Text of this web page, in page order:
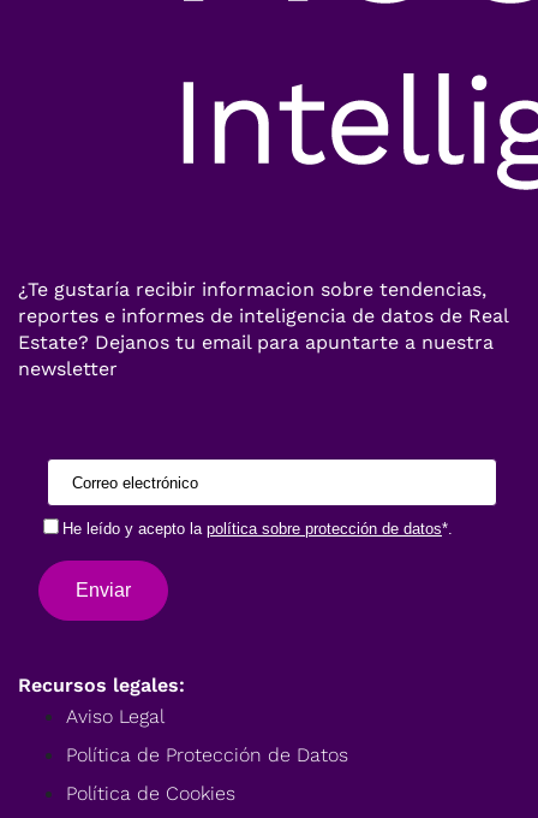
¿Te gustaría recibir informacion sobre tendencias,
reportes e informes de inteligencia de datos de Real
Estate? Dejanos tu email para apuntarte a nuestra
newsletter
Recursos legales:
Aviso Legal
Política de Protección de Datos
Política de Cookies